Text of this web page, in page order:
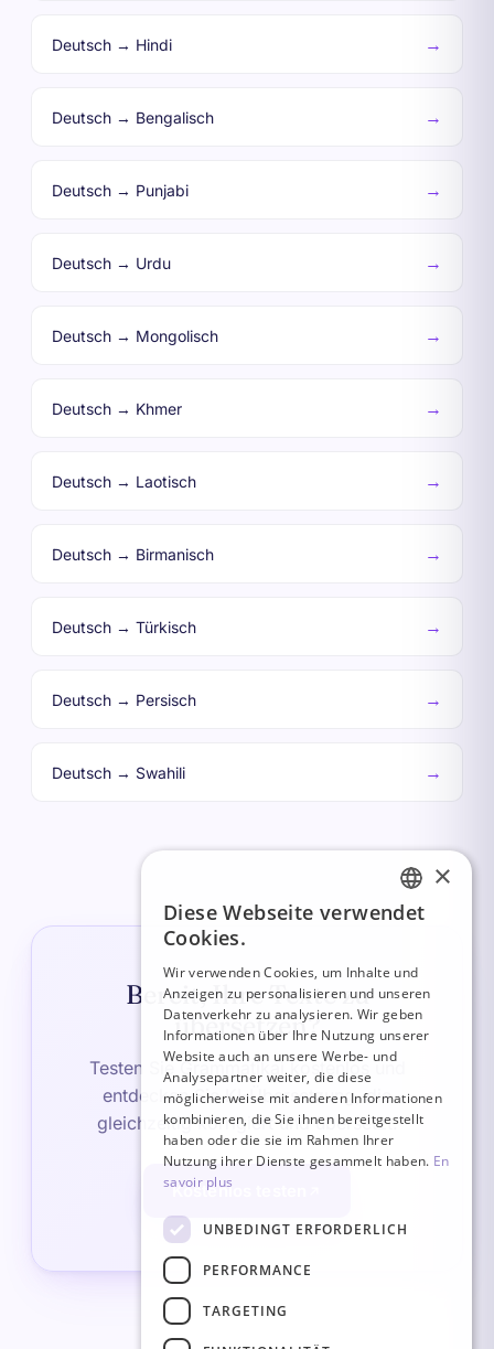
Deutsch → Hindi →
Deutsch → Bengalisch →
Deutsch → Punjabi →
Deutsch → Urdu →
Deutsch → Mongolisch →
Deutsch → Khmer →
Deutsch → Laotisch →
Deutsch → Birmanisch →
Deutsch → Türkisch →
Deutsch → Persisch →
Deutsch → Swahili →
Bereit, Ihre Texte zu
übersetzen?
Testen Sie Grammatikai kostenlos und
entdecken Sie KI-Übersetzung, die
gleichzeitig korrigiert und übersetzt.
Kostenlos testen
FRENCH
GERMAN
ENGLISH
×
Diese Webseite verwendet
Cookies.
Wir verwenden Cookies, um Inhalte und
Anzeigen zu personalisieren und unseren
Datenverkehr zu analysieren. Wir geben
Informationen über Ihre Nutzung unserer
Website auch an unsere Werbe- und
Analysepartner weiter, die diese
möglicherweise mit anderen Informationen
kombinieren, die Sie ihnen bereitgestellt
haben oder die sie im Rahmen Ihrer
Nutzung ihrer Dienste gesammelt haben. En
savoir plus
UNBEDINGT ERFORDERLICH
PERFORMANCE
TARGETING